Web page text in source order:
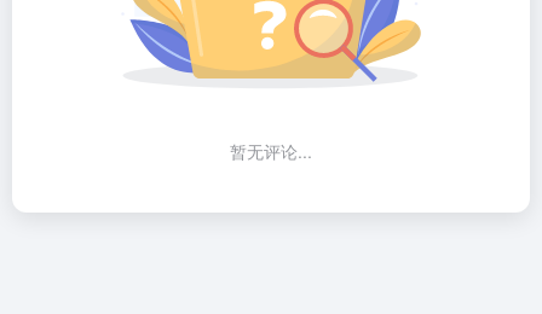
暂无评论...